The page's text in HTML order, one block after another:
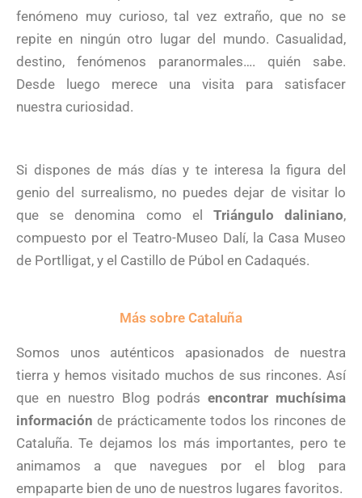
fenómeno muy curioso, tal vez extraño, que no se
repite en ningún otro lugar del mundo. Casualidad,
destino, fenómenos paranormales…. quién sabe.
Desde luego merece una visita para satisfacer
nuestra curiosidad.
Si dispones de más días y te interesa la figura del
genio del surrealismo, no puedes dejar de visitar lo
que se denomina como el Triángulo daliniano,
compuesto por el Teatro-Museo Dalí, la Casa Museo
de Portlligat, y el Castillo de Púbol en Cadaqués.
Más sobre Cataluña
Somos unos auténticos apasionados de nuestra
tierra y hemos visitado muchos de sus rincones. Así
que en nuestro Blog podrásencontrar muchísima
información de prácticamente todos los rincones de
Cataluña. Te dejamos los más importantes, pero te
animamos a que navegues por el blog para
empaparte bien de uno de nuestros lugares favoritos.